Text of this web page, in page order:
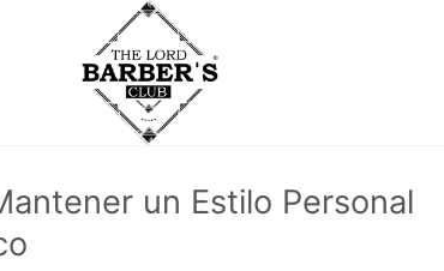
un Estilo Personal